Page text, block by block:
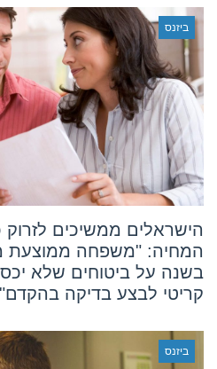
ביזנס
הישראלים ממשיכים לזרוק
המחיה: "משפחה ממוצעת
בשנה על ביטוחים שלא
קריטי לבצע בדיקה בהקדם"
ביזנס